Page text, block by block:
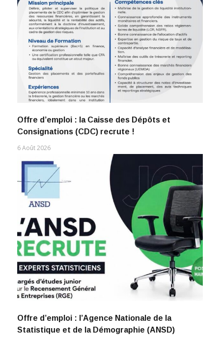
Offre d’emploi : la Caisse des Dépôts et
Consignations (CDC) recrute !
6 Août 2026
Offre d’emploi : l’Agence Nationale de la
Statistique et de la Démographie (ANSD)